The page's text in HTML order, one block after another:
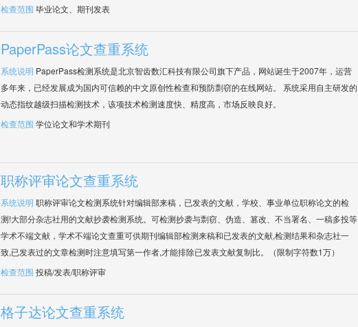
检查范围 毕业论文、期刊发表
PaperPass论文查重系统
系统说明 PaperPass检测系统是北京智齿数汇科技有限公司旗下产品，网站诞生于2007年，运营
多年来，已经发展成为国内可信赖的中文原创性检查和预防剽窃的在线网站。 系统采用自主研发的
动态指纹越级扫描检测技术，该项技术检测速度快、精度高，市场反映良好。
检查范围 学位论文和学术期刊
职称评审论文查重系统
系统说明 职称评审论文检测系统针对编辑部来稿，已发表的文献，学校、事业单位职称论文的检
测!大部分杂志社用的文献抄袭检测系统。可检测抄袭与剽窃、伪造、篡改、不当署名、一稿多投等
学术不端文献，学术不端论文查重可供期刊编辑部检测来稿和已发表的文献,检测结果和杂志社一
致,已发表过的文章检测时注意填写第一作者,才能排除已发表文献复制比。（限制字符数1万）
检查范围 投稿/发表/职称评审
格子达论文查重系统